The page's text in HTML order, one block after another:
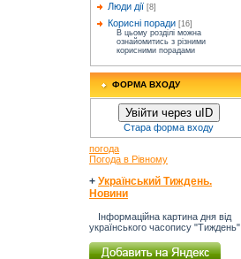
Люди дії [8]
Корисні поради [16]
В цьому розділі можна
ознайомитись з різними
корисними порадами
ФОРМА ВХОДУ
Увійти через uID
Стара форма входу
погода
Погода в Рівному
+ Український Тиждень.
Новини
Інформаційна картина дня від
українського часопису "Тиждень".